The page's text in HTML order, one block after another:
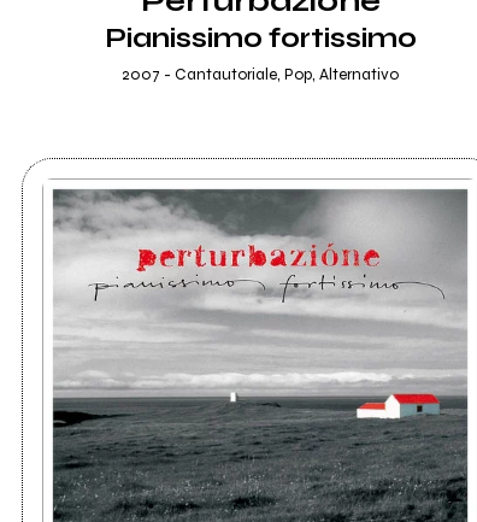
Pianissimo fortissimo
2007 - Cantautoriale, Pop, Alternativo